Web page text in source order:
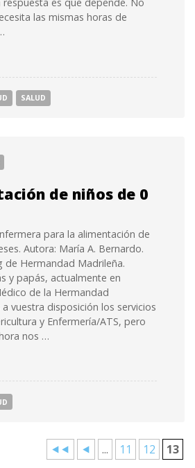
las mismas horas de
SALUD
de niños de 0
para la alimentación de
Autora: María A. Bernardo.
de Hermandad Madrileña.
y papás, actualmente en
de la Hermandad
vuestra disposición los servicios
y Enfermería/ATS, pero
nos …
⯇⯇ ⯇ ... 11 12 13